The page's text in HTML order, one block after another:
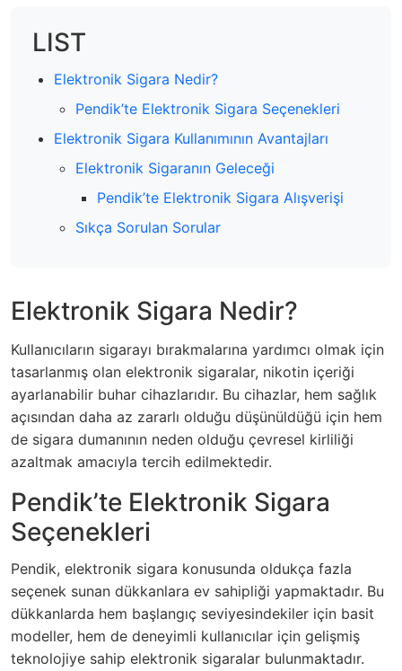
LIST
Elektronik Sigara Nedir?
Pendik’te Elektronik Sigara Seçenekleri
Elektronik Sigara Kullanımının Avantajları
Elektronik Sigaranın Geleceği
Pendik’te Elektronik Sigara Alışverişi
Sıkça Sorulan Sorular
Elektronik Sigara Nedir?
Kullanıcıların sigarayı bırakmalarına yardımcı olmak için
tasarlanmış olan elektronik sigaralar, nikotin içeriği
ayarlanabilir buhar cihazlarıdır. Bu cihazlar, hem sağlık
açısından daha az zararlı olduğu düşünüldüğü için hem
de sigara dumanının neden olduğu çevresel kirliliği
azaltmak amacıyla tercih edilmektedir.
Pendik’te Elektronik Sigara
Seçenekleri
Pendik, elektronik sigara konusunda oldukça fazla
seçenek sunan dükkanlara ev sahipliği yapmaktadır. Bu
dükkanlarda hem başlangıç seviyesindekiler için basit
modeller, hem de deneyimli kullanıcılar için gelişmiş
teknolojiye sahip elektronik sigaralar bulunmaktadır.